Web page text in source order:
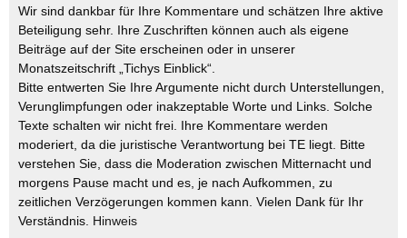
Wir sind dankbar für Ihre Kommentare und schätzen Ihre aktive
Beteiligung sehr. Ihre Zuschriften können auch als eigene
Beiträge auf der Site erscheinen oder in unserer
Monatszeitschrift „Tichys Einblick“.
Bitte entwerten Sie Ihre Argumente nicht durch Unterstellungen,
Verunglimpfungen oder inakzeptable Worte und Links. Solche
Texte schalten wir nicht frei. Ihre Kommentare werden
moderiert, da die juristische Verantwortung bei TE liegt. Bitte
verstehen Sie, dass die Moderation zwischen Mitternacht und
morgens Pause macht und es, je nach Aufkommen, zu
zeitlichen Verzögerungen kommen kann. Vielen Dank für Ihr
Verständnis. Hinweis